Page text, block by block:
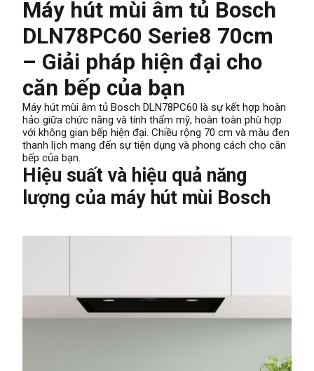
Máy hút mùi âm tủ Bosch
DLN78PC60 Serie8 70cm
– Giải pháp hiện đại cho
căn bếp của bạn
Máy hút mùi âm tủ Bosch DLN78PC60 là sự kết hợp hoàn
hảo giữa chức năng và tính thẩm mỹ, hoàn toàn phù hợp
với không gian bếp hiện đại. Chiều rộng 70 cm và màu đen
thanh lịch mang đến sự tiện dụng và phong cách cho căn
bếp của bạn.
Hiệu suất và hiệu quả năng
lượng của máy hút mùi Bosch